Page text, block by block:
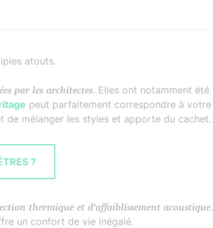
atouts.
par les architectes. Elles ont notamment été
peut parfaitement correspondre à votre
de mélanger les styles et apporte du cachet.
?
thermique et d’affaiblissement acoustique.
un confort de vie inégalé.